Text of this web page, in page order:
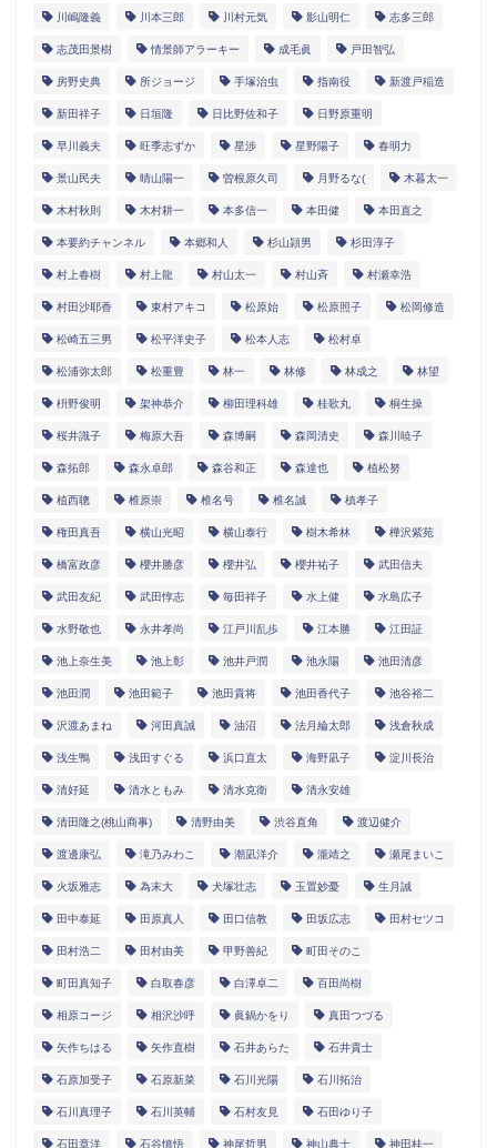
川嶋隆義 川本三郎 川村元気 影山明仁 志多三郎
志茂田景樹 情景師アラーキー 成毛眞 戸田智弘
房野史典 所ジョージ 手塚治虫 指南役 新渡戸稲造
新田祥子 日垣隆 日比野佐和子 日野原重明
早川義夫 旺季志ずか 星渉 星野陽子 春明力
景山民夫 晴山陽一 曽根原久司 月野るな( 木暮太一
木村秋則 木村耕一 本多信一 本田健 本田直之
本要約チャンネル 本郷和人 杉山頴男 杉田淳子
村上春樹 村上龍 村山太一 村山斉 村瀬幸浩
村田沙耶香 東村アキコ 松原始 松原照子 松岡修造
松崎五三男 松平洋史子 松本人志 松村卓
松浦弥太郎 松重豊 林一 林修 林成之 林望
枡野俊明 架神恭介 柳田理科雄 桂歌丸 桐生操
桜井識子 梅原大吾 森博嗣 森岡清史 森川暁子
森拓郎 森永卓郎 森谷和正 森達也 植松努
植西聰 椎原崇 椎名号 椎名誠 槙孝子
権田真吾 横山光昭 横山泰行 樹木希林 樺沢紫苑
橋富政彦 櫻井勝彦 櫻井弘 櫻井祐子 武田信夫
武田友紀 武田惇志 毎田祥子 水上健 水島広子
水野敬也 永井孝尚 江戸川乱歩 江本勝 江田証
池上奈生美 池上彰 池井戸潤 池永陽 池田清彦
池田潤 池田範子 池田貴将 池田香代子 池谷裕二
沢渡あまね 河田真誠 油沼 法月綸太郎 浅倉秋成
浅生鴨 浅田すぐる 浜口直太 海野凪子 淀川長治
清好延 清水ともみ 清水克衛 清永安雄
清田隆之(桃山商事) 清野由美 渋谷直角 渡辺健介
渡邊康弘 滝乃みわこ 潮凪洋介 瀧靖之 瀬尾まいこ
火坂雅志 為末大 犬塚壮志 玉置妙憂 生月誠
田中泰延 田原真人 田口信教 田坂広志 田村セツコ
田村浩二 田村由美 甲野善紀 町田そのこ
町田真知子 白取春彦 白澤卓二 百田尚樹
相原コージ 相沢沙呼 眞鍋かをり 真田つづる
矢作ちはる 矢作直樹 石井あらた 石井貴士
石原加受子 石原新菜 石川光陽 石川拓治
石川真理子 石川英輔 石村友見 石田ゆり子
石田章洋 石谷慎悟 神尾哲男 神山典士 神田桂一